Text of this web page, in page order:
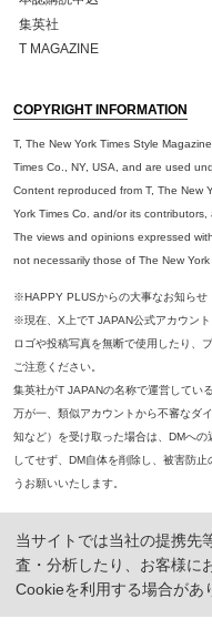
集英社
T MAGAZINE
COPYRIGHT INFORMATION
T, The New York Times Style
Times Co., NY, USA, and are used
Content reproduced from T, The New
York Times Co. and/or its contributors,
The views and opinions expressed
not necessarily those of The New
※HAPPY PLUSからの大事なお知らせ
※現在、X上でT JAPAN公式アカウン
ロゴや投稿写真を無断で使用したり、
ご注意ください。
集英社がT JAPANの名称で運営してい
万が一、類似アカウントから不審なダ
知など）を受け取った場合は、DMへ
してせず、DM自体を削除し、被害防
うお願いいたします。
※ 掲載商品の価格は、特に記載がないかぎり、
た記事については「本体価格（税抜）」での表
当サイトでは当社の提携先
査・分析したり、お客様に
Cookieを利用する場合があ